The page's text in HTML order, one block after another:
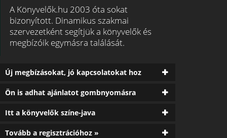
A Könyvelők.hu 2003 óta sokat
bizonyított. Dinamikus szakmai
szervezetként segítjük a könyvelők és
megbízóik egymásra találását.
Új megbízásokat, jó kapcsolatokat hoz
Ön is adhat ajánlatot gombnyomásra
Itt a könyvelők színe-java
Tovább a regisztrációhoz »